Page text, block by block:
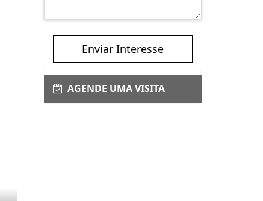
Enviar Interesse
AGENDE UMA VISITA